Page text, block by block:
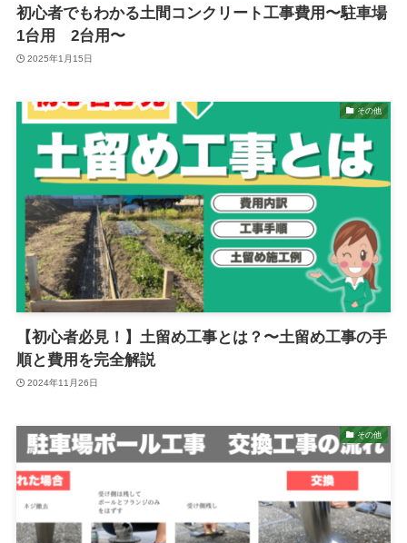
初心者でもわかる土間コンクリート工事費用〜駐車場
1台用 2台用〜
2025年1月15日
その他
【初心者必見！】土留め工事とは？〜土留め工事の手
順と費用を完全解説
2024年11月26日
その他